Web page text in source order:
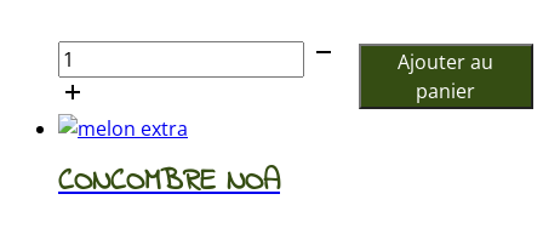
quantité
de
Carottes
primeur
BIO
Ajouter au
panier
CONCOMBRE NOA